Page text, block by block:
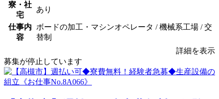
寮・社
宅
あり
仕事内
容
ボードの加工・マシンオペレータ / 機械系工場 / 交
替制
詳細を表示
募集が停止しています